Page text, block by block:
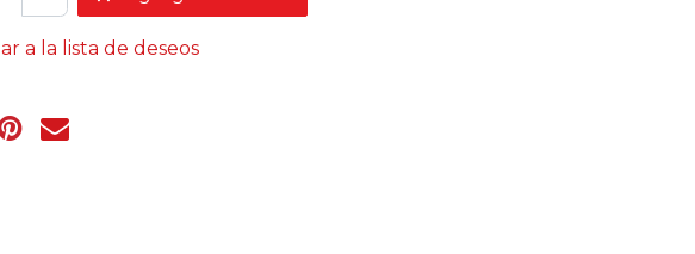
a la lista de deseos